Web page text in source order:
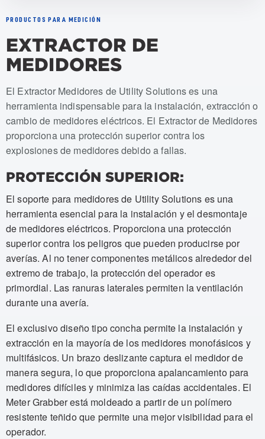
PRODUCTOS PARA MEDICIÓN
EXTRACTOR DE
MEDIDORES
Numeros de articulo: USMG-001, USMG-002, USMG-001-
El Extractor Medidores de Utility Solutions es una
herramienta indispensable para la instalación, extracción o
cambio de medidores eléctricos. El Extractor de Medidores
proporciona una protección superior contra los
explosiones de medidores debido a fallas.
PROTECCIÓN SUPERIOR:
El soporte para medidores de Utility Solutions es una
herramienta esencial para la instalación y el desmontaje
de medidores eléctricos. Proporciona una protección
superior contra los peligros que pueden producirse por
averías. Al no tener componentes metálicos alrededor del
extremo de trabajo, la protección del operador es
primordial. Las ranuras laterales permiten la ventilación
durante una avería.
El exclusivo diseño tipo concha permite la instalación y
extracción en la mayoría de los medidores monofásicos y
multifásicos. Un brazo deslizante captura el medidor de
manera segura, lo que proporciona apalancamiento para
medidores difíciles y minimiza las caídas accidentales. El
Meter Grabber está moldeado a partir de un polímero
resistente teñido que permite una mejor visibilidad para el
operador.